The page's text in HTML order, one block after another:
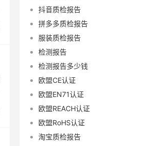
抖音质检报告
拼多多质检报告
服装质检报告
检测报告
检测报告多少钱
欧盟CE认证
欧盟EN71认证
欧盟REACH认证
欧盟RoHS认证
淘宝质检报告